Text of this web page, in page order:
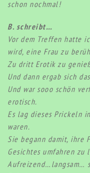
schon nochmal!
B. schreibt…
Vor dem Treffen hatte
wird, eine Frau zu
Zu dritt Erotik zu
Und dann ergab sich
Und war sooo schön
erotisch.
Es lag dieses Prickeln
waren.
Sie begann damit, ihre
Gesichtes umfahren zu
Aufreizend…langsam…